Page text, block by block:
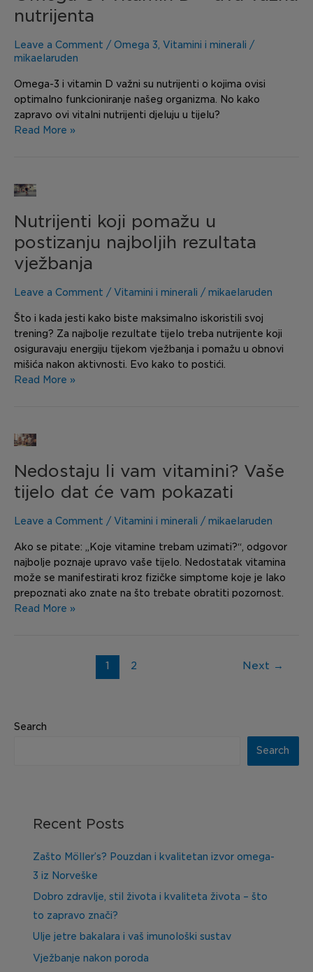
nutrijenta
Leave a Comment /Omega 3, Vitamini i minerali /
mikaelaruden
Omega-3 i vitamin D važni su nutrijenti o kojima ovisi
optimalno funkcioniranje našeg organizma. No kako
zapravo ovi vitalni nutrijenti djeluju u tijelu?
vitamin
D
–
dva
nutrijenta
Read More »
Nutrijenti koji pomažu u
postizanju najboljih rezultata
vježbanja
Leave a Comment /Vitamini i minerali /mikaelaruden
Što i kada jesti kako biste maksimalno iskoristili svoj
trening? Za najbolje rezultate tijelo treba nutrijente koji
osiguravaju energiju tijekom vježbanja i pomažu u obnovi
mišića nakon aktivnosti. Evo kako to postići.
Nutrijenti
pomažu
postizanju
najboljih
vježbanja
Read More »
Nedostaju li vam vitamini? Vaše
tijelo dat će vam pokazati
Leave a Comment / Vitamini i minerali / mikaelaruden
Ako se pitate: „Koje vitamine trebam uzimati?“, odgovor
najbolje poznaje upravo vaše tijelo. Nedostatak vitamina
može se manifestirati kroz fizičke simptome koje je lako
prepoznati ako znate na što trebate obratiti pozornost.
Nedostaju
vam
vitamini?
Vaše
tijelo
će
vam
pokazati
Read More »
1 2 Next →
Search
Search
Recent Posts
Zašto Möller’s? Pouzdan i kvalitetan izvor omega-
3 iz Norveške
Dobro zdravlje, stil života i kvaliteta života – što
to zapravo znači?
Ulje jetre bakalara i vaš imunološki sustav
Vježbanje nakon poroda